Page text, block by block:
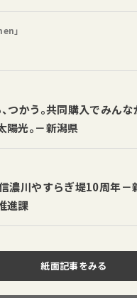
」
つかう。共同購入でみん
陽光。－新潟県
濃川やすらぎ堤10周年－
進課
紙面記事をみる